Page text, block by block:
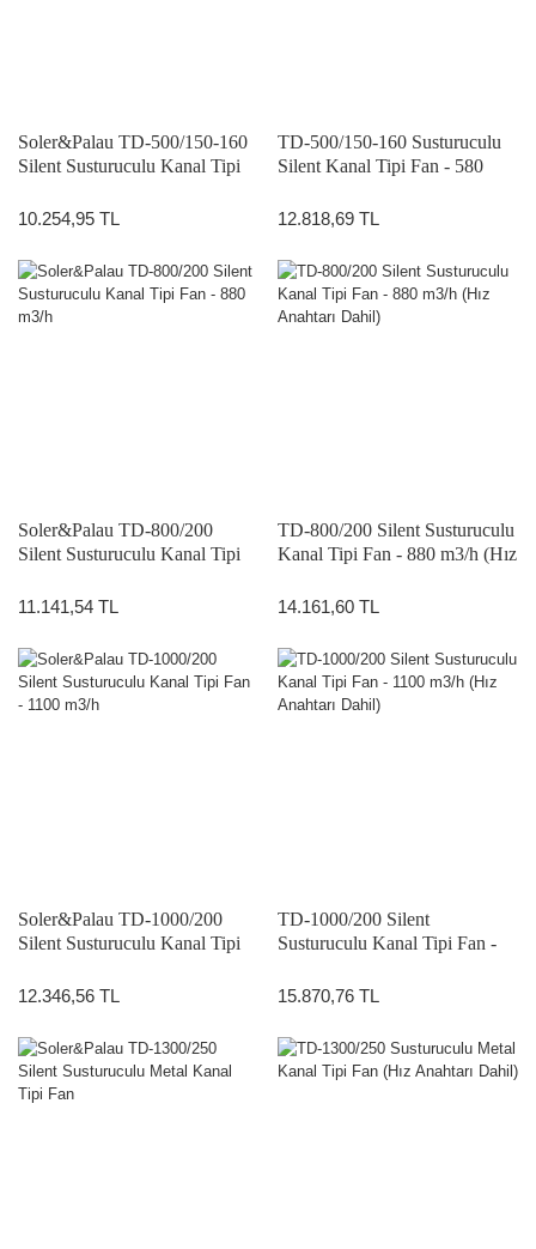
Soler&Palau TD-500/150-160
Silent Susturuculu Kanal Tipi
10.254,95 TL
TD-500/150-160 Susturuculu
Silent Kanal Tipi Fan - 580
12.818,69 TL
Soler&Palau TD-800/200
Silent Susturuculu Kanal Tipi
11.141,54 TL
TD-800/200 Silent Susturuculu
Kanal Tipi Fan - 880 m3/h (Hız
14.161,60 TL
Soler&Palau TD-1000/200
Silent Susturuculu Kanal Tipi
12.346,56 TL
TD-1000/200 Silent
Susturuculu Kanal Tipi Fan -
15.870,76 TL